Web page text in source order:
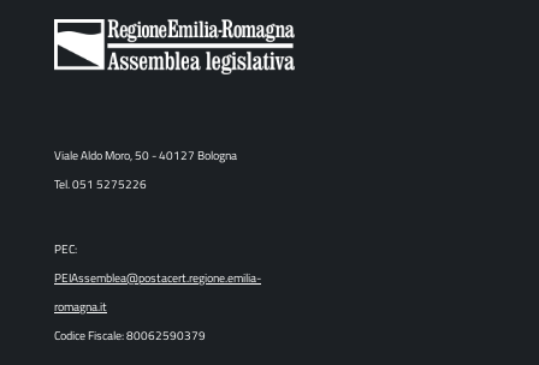
Viale Aldo Moro, 50 - 40127 Bologna
Tel. 051 5275226
PEC:
PEIAssemblea@postacert.regione.emilia-
romagna.it
Codice Fiscale: 80062590379